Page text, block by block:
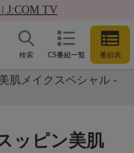
J:COM TV
CS番組一覧 番組表
検索
肌メイクスペシャル -
ッピン美肌